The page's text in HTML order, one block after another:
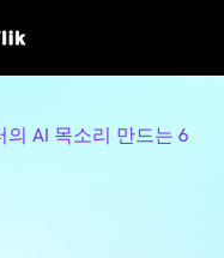
의 AI 목소리 만드는 6